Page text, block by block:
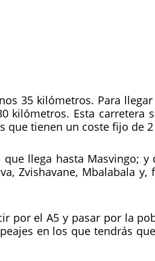
35 kilómetros. Para
kilómetros. Esta carretera
que tienen un coste fijo de
llega hasta Masvingo; y
Zvishavane, Mbalabala y,
por el A5 y pasar por la
en los que tendrás